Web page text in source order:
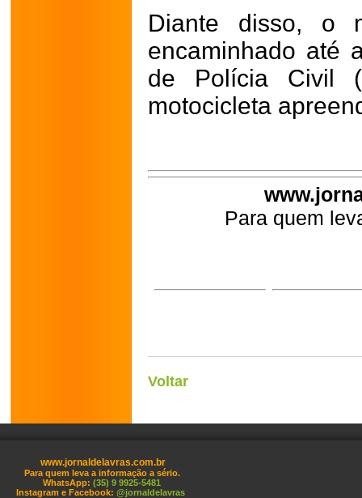
Diante disso, o
encaminhado até
de Polícia Civil
motocicleta
Para quem
Voltar
www.jornaldelavras.com.br
Para quem leva a informação a sério.
WhatsApp: (35) 9 9925-5481
Instagram e Facebook: @jornaldelavras